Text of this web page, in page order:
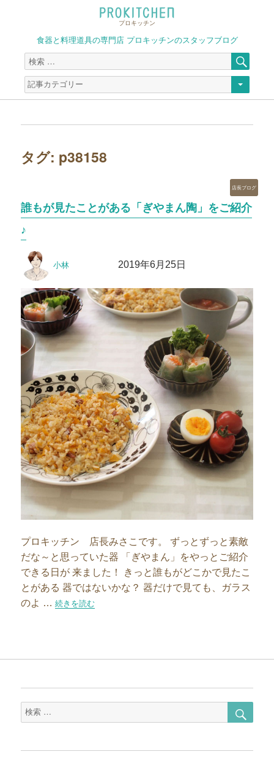
プロキッチン
食器と料理道具の専門店 プロキッチンのスタッフブログ
検
索
対
象:
索
タグ: p38158
誰もが見たことがある「ぎやまん陶」をご紹介
♪
稿
小林稿
2019年6月25日
カ
テ
ゴ
店長ブログ
プロキッチン 店長みさこです。 ずっとずっと素敵
だな～と思っていた器 「ぎやまん」をやっとご紹介
できる日が 来ました！ きっと誰もがどこかで見たこ
とがある 器ではないかな？ 器だけで見ても、ガラス
のよ …“誰もが見たことがある「ぎやまん陶」をご紹介♪”の
続きを読む
検
索